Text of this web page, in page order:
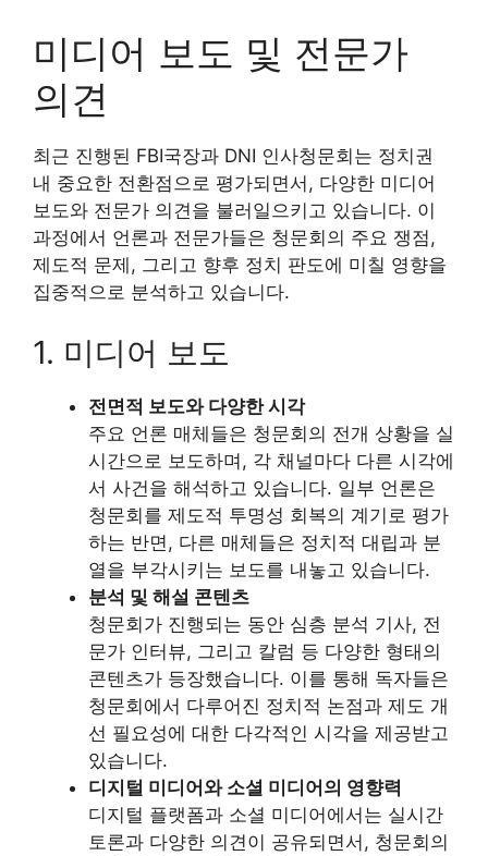
미디어 보도 및 전문가
의견
최근 진행된 FBI국장과 DNI 인사청문회는 정치권
내 중요한 전환점으로 평가되면서, 다양한 미디어
보도와 전문가 의견을 불러일으키고 있습니다. 이
과정에서 언론과 전문가들은 청문회의 주요 쟁점,
제도적 문제, 그리고 향후 정치 판도에 미칠 영향을
집중적으로 분석하고 있습니다.
1. 미디어 보도
전면적 보도와 다양한 시각
주요 언론 매체들은 청문회의 전개 상황을 실
시간으로 보도하며, 각 채널마다 다른 시각에
서 사건을 해석하고 있습니다. 일부 언론은
청문회를 제도적 투명성 회복의 계기로 평가
하는 반면, 다른 매체들은 정치적 대립과 분
열을 부각시키는 보도를 내놓고 있습니다.
분석 및 해설 콘텐츠
청문회가 진행되는 동안 심층 분석 기사, 전
문가 인터뷰, 그리고 칼럼 등 다양한 형태의
콘텐츠가 등장했습니다. 이를 통해 독자들은
청문회에서 다루어진 정치적 논점과 제도 개
선 필요성에 대한 다각적인 시각을 제공받고
있습니다.
디지털 미디어와 소셜 미디어의 영향력
디지털 플랫폼과 소셜 미디어에서는 실시간
토론과 다양한 의견이 공유되면서, 청문회의